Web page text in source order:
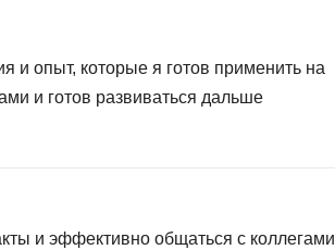
опыт, которые я готов применить на
и готов развиваться дальше
и эффективно общаться с коллегами